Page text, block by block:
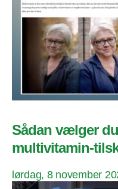
Sådan vælger
multivitamin-
lørdag, 8 november